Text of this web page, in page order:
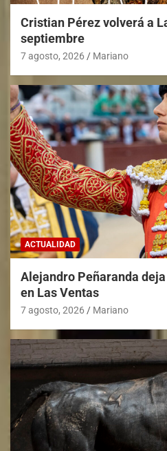
Cristian Pérez volverá a
septiembre
7 agosto, 2026 Mariano
ACTUALIDAD
Alejandro Peñaranda
en Las Ventas
7 agosto, 2026 Mariano